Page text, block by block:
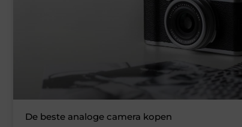
De beste analoge camera kopen